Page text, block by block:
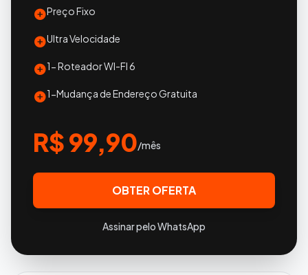
Preço Fixo
Ultra Velocidade
1- Roteador WI-FI 6
1-Mudança de Endereço Gratuita
R$ 99,90/mês
OBTER OFERTA
Assinar pelo WhatsApp